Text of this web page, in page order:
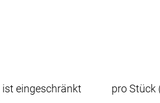
eingeschränkt
pro Stück